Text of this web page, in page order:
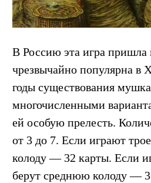
В Россию эта игра
чрезвычайно популярна в
годы существования
многочисленными
ей особую прелесть.
от 3 до 7. Если играют
колоду — 32 карты. Если
берут среднюю колоду —